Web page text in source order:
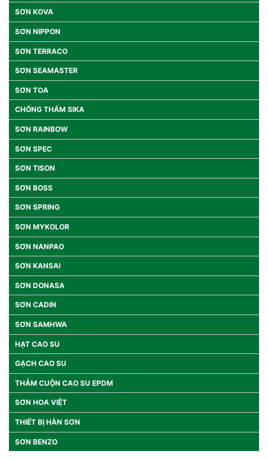
SƠN KOVA
SƠN NIPPON
SƠN TERRACO
SƠN SEAMASTER
SƠN TOA
CHỐNG THẤM SIKA
SƠN RAINBOW
SƠN SPEC
SƠN TISON
SƠN BOSS
SƠN SPRING
SƠN MYKOLOR
SƠN NANPAO
SƠN KANSAI
SƠN DONASA
SƠN CADIN
SƠN SAMHWA
HẠT CAO SU
GẠCH CAO SU
THẢM CUỘN CAO SU EPDM
SƠN HOA VIỆT
THIẾT BỊ HÀN SƠN
SƠN BENZO